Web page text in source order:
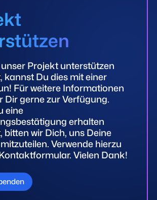
Projekt unterstützen
kannst Du dies mit einer
Für weitere Informationen
Dir gerne zur Verfügung.
eine
erhalten
bitten wir Dich, uns Deine
Verwende hierzu
Vielen Dank!